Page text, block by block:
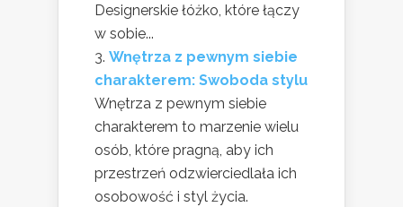
Designerskie łóżko, które łączy
w sobie...
Wnętrza z pewnym siebie
charakterem: Swoboda stylu
Wnętrza z pewnym siebie
charakterem to marzenie wielu
osób, które pragną, aby ich
przestrzeń odzwierciedlała ich
osobowość i styl życia.